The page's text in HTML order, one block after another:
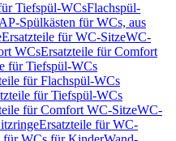
Tiefspül-WCsFlachspül-
AP-Spülkästen für WCs, aus
Ersatzteile für WC-SitzeWC-
WCsErsatzteile für Comfort
für Tiefspül-WCs
für Flachspül-WCs
für Tiefspül-WCs
für Comfort WC-SitzeWC-
Ersatzteile für WC-